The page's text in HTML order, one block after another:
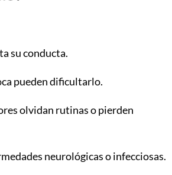
su conducta.
pueden dificultarlo.
olvidan rutinas o pierden
neurológicas o infecciosas.